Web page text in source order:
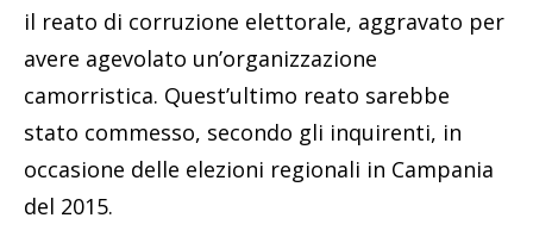
il reato di corruzione elettorale, aggravato per
avere agevolato un’organizzazione
camorristica. Quest’ultimo reato sarebbe
stato commesso, secondo gli inquirenti, in
occasione delle elezioni regionali in Campania
del 2015.